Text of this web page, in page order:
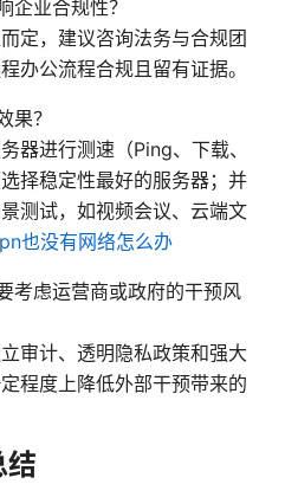
企业合规性？
定，建议咨询法务与合规团
办公流程合规且留有证据。
果？
器进行测速（Ping、下载、
择稳定性最好的服务器；并
测试，如视频会议、云端文
也没有网络怎么办
考虑运营商或政府的干预风
审计、透明隐私政策和强大
程度上降低外部干预带来的
结